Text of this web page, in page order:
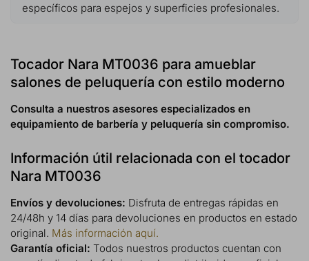
específicos para espejos y superficies profesionales.
Tocador Nara MT0036 para amueblar
salones de peluquería con estilo moderno
Consulta a nuestros asesores especializados en
equipamiento de barbería y peluquería sin compromiso.
Información útil relacionada con el tocador
Nara MT0036
Envíos y devoluciones: Disfruta de entregas rápidas en
24/48h y 14 días para devoluciones en productos en estado
original. Más información aquí.
Garantía oficial: Todos nuestros productos cuentan con